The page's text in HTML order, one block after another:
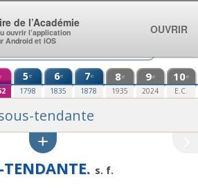
5e
1798
6e
1835
7e
1878
8e
1935
9e
2024
10e
E.C.
tendante
TENDANTE. s. f.
de l’Académie
ouvrir l’application
Android et iOS
OUVRIR